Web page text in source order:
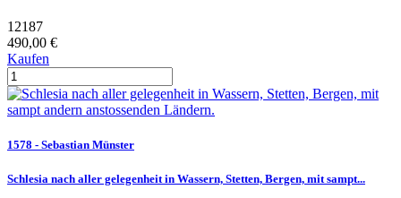
12187
490,00 €
Kaufen
1578 - Sebastian Münster
Schlesia nach aller gelegenheit in Wassern, Stetten, Bergen, mit sampt...